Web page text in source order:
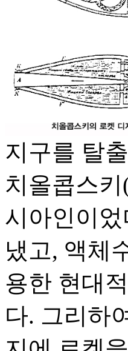
지구를 탈
치올콥스키
시아인이
냈고, 액체
용한 현대
다. 그리하